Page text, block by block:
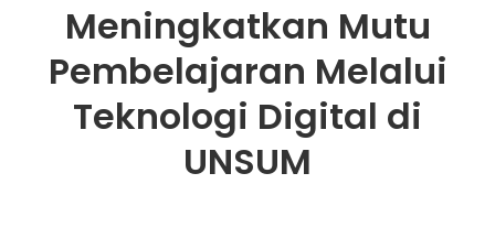
Meningkatkan Mutu
Pembelajaran Melalui
Teknologi Digital di
UNSUM